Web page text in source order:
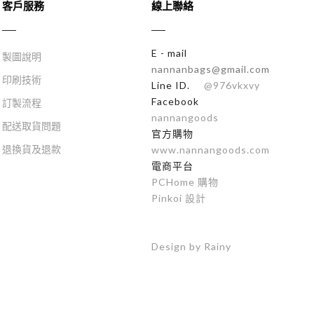
客戶服務
製圖說明
印刷技術
訂製流程
配送取貨問題
退換貨及退款
線上聯絡
E - mail
nannanbags@gmail.com
Line ID.
@976vkxvy
Facebook
nannangoods
官方購物
www.nannangoods.com
電商平台
PCHome 購物
Pinkoi 設計
Design by Rainy